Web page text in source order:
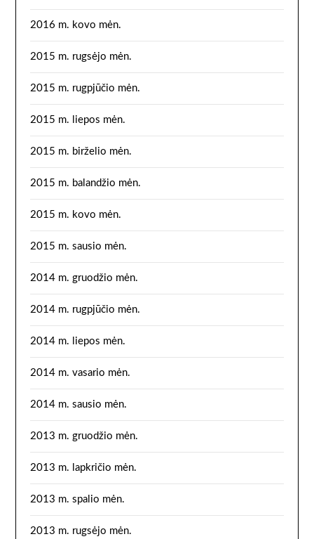
2016 m. kovo mėn.
2015 m. rugsėjo mėn.
2015 m. rugpjūčio mėn.
2015 m. liepos mėn.
2015 m. birželio mėn.
2015 m. balandžio mėn.
2015 m. kovo mėn.
2015 m. sausio mėn.
2014 m. gruodžio mėn.
2014 m. rugpjūčio mėn.
2014 m. liepos mėn.
2014 m. vasario mėn.
2014 m. sausio mėn.
2013 m. gruodžio mėn.
2013 m. lapkričio mėn.
2013 m. spalio mėn.
2013 m. rugsėjo mėn.